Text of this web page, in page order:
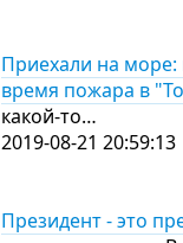
Приехали на
время пожара в
какой-то…
2019-08-21 20:59:13
Президент - это